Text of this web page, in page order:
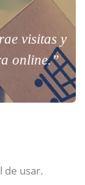
visitas y
online.”
de usar.